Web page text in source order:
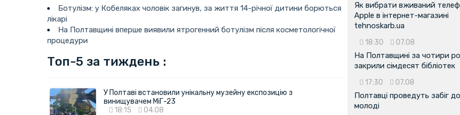
Ботулізм: у Кобеляках чоловік загинув, за життя 14-річної дитини борються
лікарі
На Полтавщині вперше виявили ятрогенний ботулізм після косметологічної
процедури
Топ-5 за тиждень :
У Полтаві встановили унікальну музейну експозицію з
винищувачем МіГ-23
18:15
04.08
Як вибрати вживаний
Apple в інтернет-магазині
tehnoskarb.ua
18:30 07.08
На Полтавщині за чотири
закрили сімдесят бібліотек
17:30 07.08
Полтавці проведуть забіг
молоді